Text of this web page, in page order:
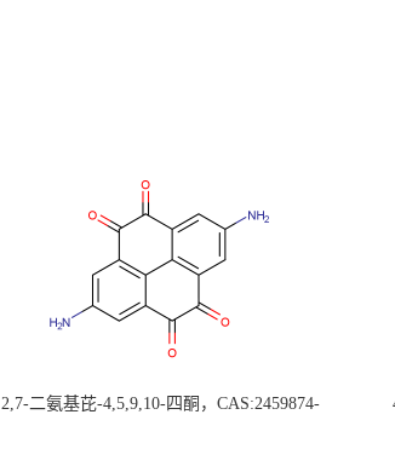
2,7-二氨基芘-4,5,9,10-四酮，CAS:2459874-